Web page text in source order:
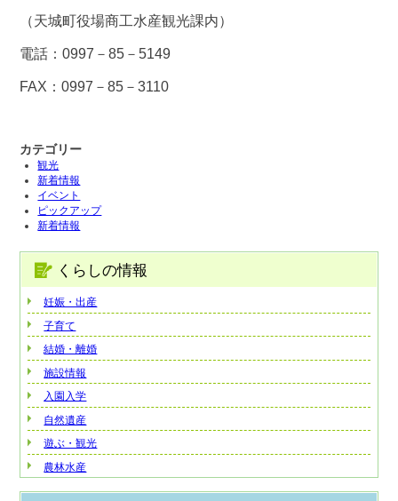
（天城町役場商工水産観光課内）
電話：0997－85－5149
FAX：0997－85－3110
カテゴリー
観光
新着情報
イベント
ピックアップ
新着情報
くらしの情報
妊娠・出産
子育て
結婚・離婚
施設情報
入園入学
自然遺産
遊ぶ・観光
農林水産